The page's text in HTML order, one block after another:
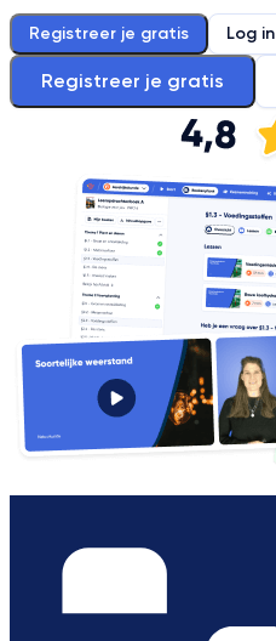
Registreer je gratis Log in
Registreer je gratis